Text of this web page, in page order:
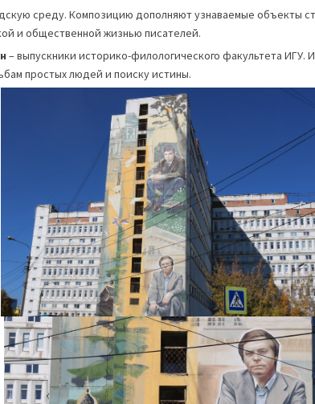
среду. Композицию дополняют узнаваемые объекты
и общественной жизнью писателей.
– выпускники историко-филологического факультета
простых людей и поиску истины.